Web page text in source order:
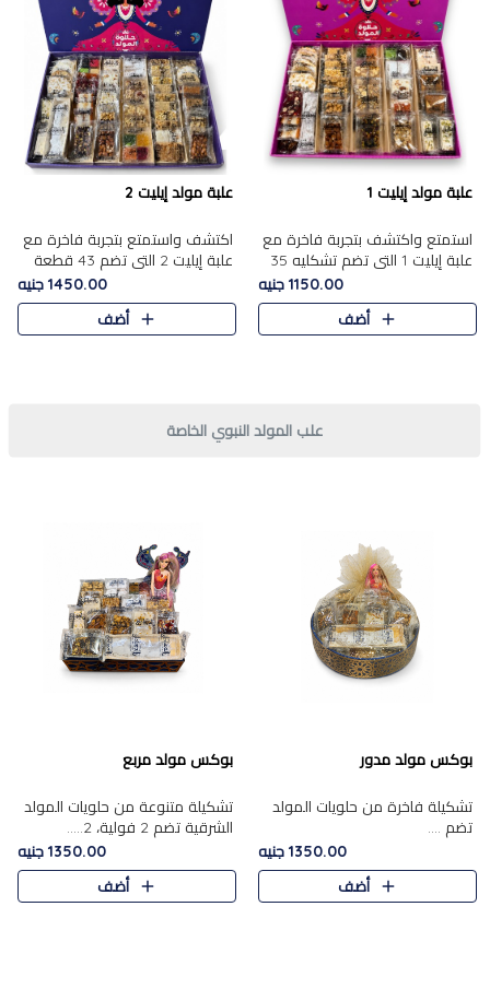
علبة مولد إيليت 1
استمتع واكتشف بتجربة فاخرة مع
علبة إيليت 1 التي تضم تشكليه 35
قطعة من أرقى حلويات المولد
المصري الأصيلة ,معروضة بشكل
جميل في علبة أنيقة ، في..
1150.00 جنيه
أضف
علبة مولد إيليت 2
اكتشف واستمتع بتجربة فاخرة مع
علبة إيليت 2 التي تضم 43 قطعة
تشكيلة من أرقى حلويات المولد
الشرقية المصرية الأصيلة ,معروضة
بشكل جميل في علبة أ..
1450.00 جنيه
أضف
علب المولد النبوي الخاصة
بوكس مولد مدور
تشكيلة فاخرة من حلويات المولد
تضم ....
1350.00 جنيه
أضف
بوكس مولد مربع
تشكيلة متنوعة من حلويات المولد
الشرقية تضم 2 فولية، 2.....
1350.00 جنيه
أضف